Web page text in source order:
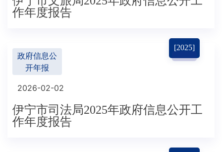
作年度报告
[2025]
政府信息公
开年报
2026-02-02
伊宁市司法局2025年政府信息公开工
作年度报告